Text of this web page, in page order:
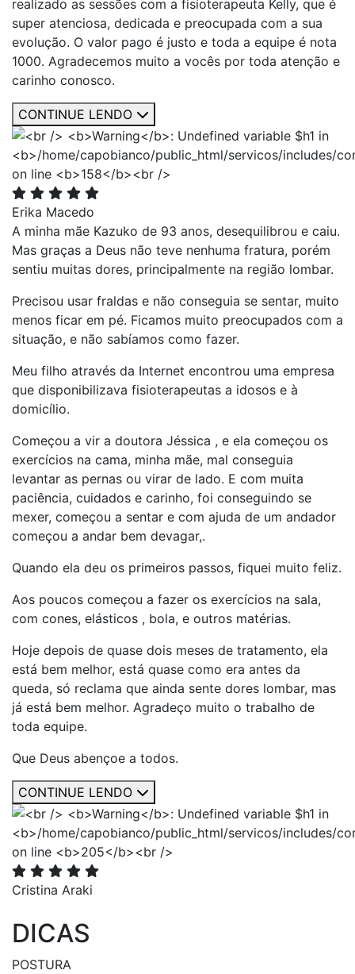
realizado as sessões com a fisioterapeuta Kelly, que é
super atenciosa, dedicada e preocupada com a sua
evolução. O valor pago é justo e toda a equipe é nota
1000. Agradecemos muito a vocês por toda atenção e
carinho conosco.
CONTINUE LENDO
Erika Macedo
A minha mãe Kazuko de 93 anos, desequilibrou e caiu.
Mas graças a Deus não teve nenhuma fratura, porém
sentiu muitas dores, principalmente na região lombar.
Precisou usar fraldas e não conseguia se sentar, muito
menos ficar em pé. Ficamos muito preocupados com a
situação, e não sabíamos como fazer.
Meu filho através da Internet encontrou uma empresa
que disponibilizava fisioterapeutas a idosos e à
domicílio.
Começou a vir a doutora Jéssica , e ela começou os
exercícios na cama, minha mãe, mal conseguia
levantar as pernas ou virar de lado. E com muita
paciência, cuidados e carinho, foi conseguindo se
mexer, começou a sentar e com ajuda de um andador
começou a andar bem devagar,.
Quando ela deu os primeiros passos, fiquei muito feliz.
Aos poucos começou a fazer os exercícios na sala,
com cones, elásticos , bola, e outros matérias.
Hoje depois de quase dois meses de tratamento, ela
está bem melhor, está quase como era antes da
queda, só reclama que ainda sente dores lombar, mas
já está bem melhor. Agradeço muito o trabalho de
toda equipe.
Que Deus abençoe a todos.
CONTINUE LENDO
Cristina Araki
DICAS
POSTURA